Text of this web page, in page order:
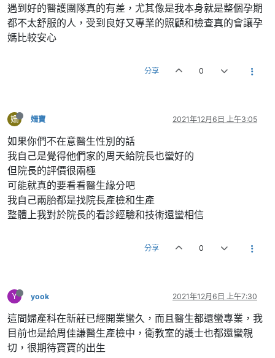
遇到好的醫護團隊真的有差，尤其像是我本身就是整個孕期
都不太舒服的人，受到良好又專業的照顧和檢查真的會讓孕
媽比較安心
分享 0
姍 姍寶 2021年12月6日 上午3:05
如果你們不在意醫生性別的話
我自己是覺得他們家的周天給院長也蠻好的
但院長的評價很兩極
可能就真的要看看醫生緣分吧
我自己兩胎都是找院長產檢和生產
整體上我對於院長的看診經驗和技術還蠻相信
分享 0
Y yook 2021年12月6日 上午7:30
這間婦產科在新莊已經開業蠻久，而且醫生都還蠻專業，我
目前也是給周佳謙醫生產檢中，衛教室的護士也都還蠻親
切，很期待寶寶的出生